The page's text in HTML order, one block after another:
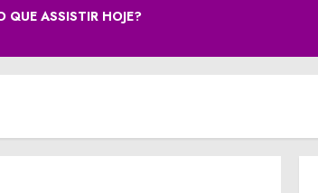
QUE ASSISTIR HOJE?